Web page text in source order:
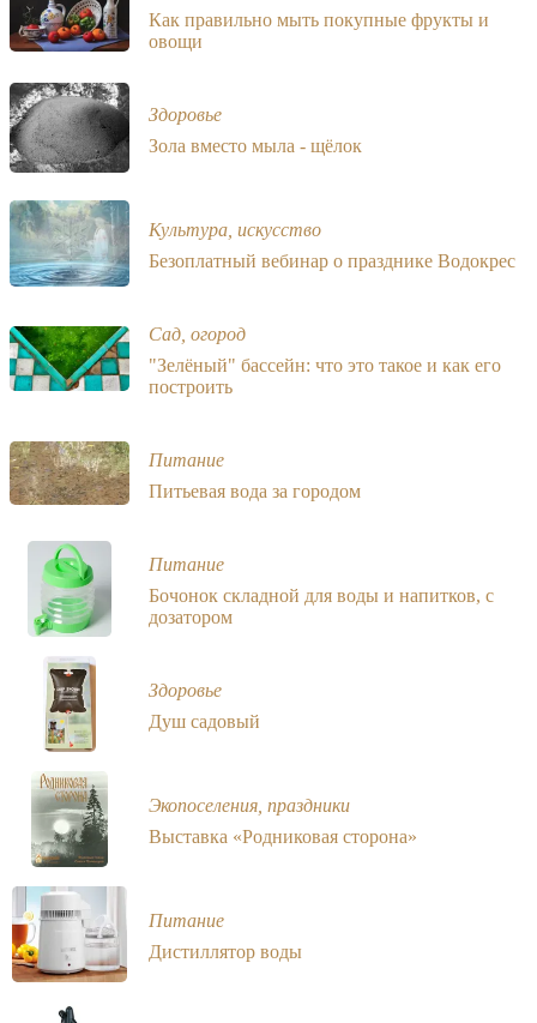
Как правильно мыть покупные фрукты и
овощи
Здоровье
Зола вместо мыла - щёлок
Культура, искусство
Безоплатный вебинар о празднике Водокрес
Сад, огород
"Зелёный" бассейн: что это такое и как его
построить
Питание
Питьевая вода за городом
Питание
Бочонок складной для воды и напитков, с
дозатором
Здоровье
Душ садовый
Экопоселения, праздники
Выставка «Родниковая сторона»
Питание
Дистиллятор воды